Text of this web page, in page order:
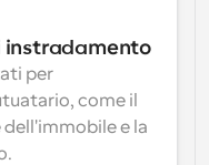
più persone
qualcosa
instradamento
per
come il
e la